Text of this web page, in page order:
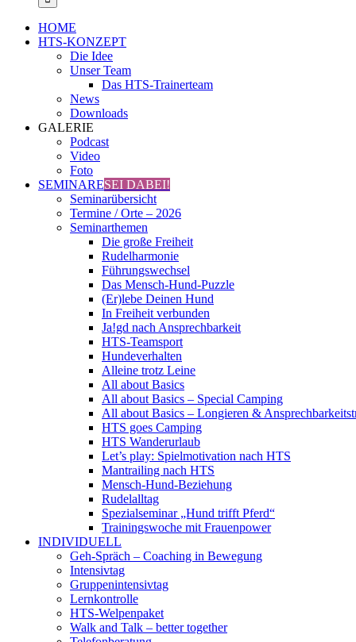
HOME
HTS-KONZEPT
Die Idee
Unser Team
Das HTS-Trainerteam
News
Downloads
GALERIE
Podcast
Video
Foto
SEMINARESEI DABEI!
Seminarübersicht
Termine / Orte – 2026
Seminarthemen
Die große Freiheit
Rudelharmonie
Führungswechsel
Das Mensch-Hund-Puzzle
(Er)lebe Deinen Hund
In Freiheit verbunden
Ja!gd nach Ansprechbarkeit
HTS-Teamsport
Hundeverhalten
Alleine trotz Leine
All about Basics
All about Basics – Special Camping
All about Basics – Longieren &
HTS goes Camping
HTS Wanderurlaub
Let’s play: Spielmotivation nach HTS
Mantrailing nach HTS
Mensch-Hund-Beziehung
Rudelalltag
Spezialseminar „Hund trifft Pferd“
Trainingswoche mit Frauenpower
INDIVIDUELL
Geh-Spräch – Coaching in Bewegung
Intensivtag
Gruppenintensivtag
Lernkontrolle
HTS-Welpenpaket
Walk and Talk – better together